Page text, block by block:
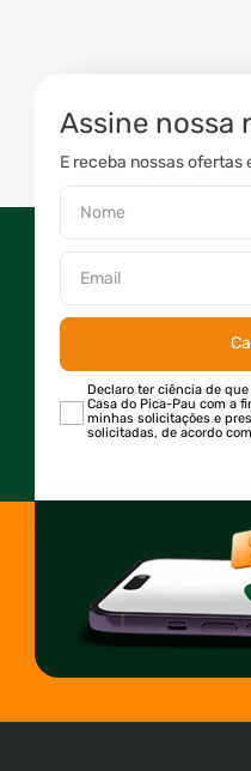
Assine nossa
E receba nossas ofertas
Declaro ter ciência de
Casa do Pica-Pau com a
minhas solicitações e
solicitadas, de acordo